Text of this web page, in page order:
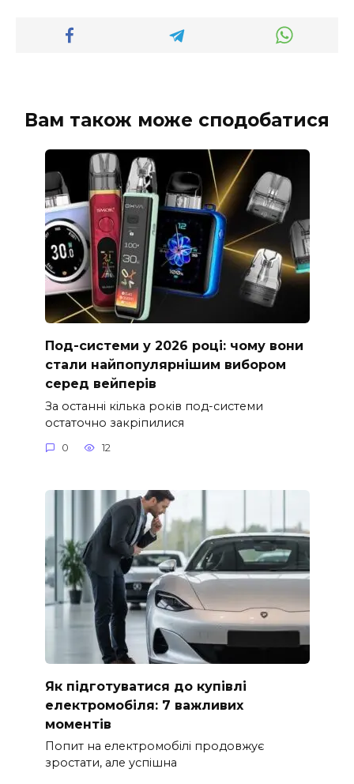
Вам також може сподобатися
Под-системи у 2026 році: чому вони
стали найпопулярнішим вибором
серед вейперів
За останні кілька років под-системи
остаточно закріпилися
0 12
Як підготуватися до купівлі
електромобіля: 7 важливих
моментів
Попит на електромобілі продовжує
зростати, але успішна